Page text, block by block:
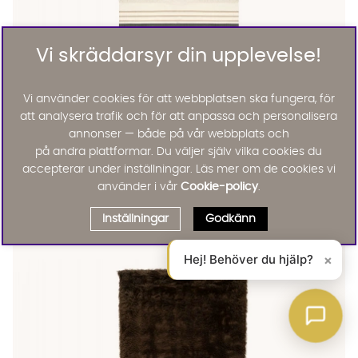
Lägg till
Vi skräddarsyr din upplevelse!
Vi använder cookies för att webbplatsen ska fungera, för
att analysera trafik och för att anpassa och personalisera
annonser — både på vår webbplats och
på andra plattformar. Du väljer själv vilka cookies du
accepterar under inställningar. Läs mer om de cookies vi
använder i vår Cookie-policy.
Inställningar Godkänn
Hej! Behöver du hjälp? ×